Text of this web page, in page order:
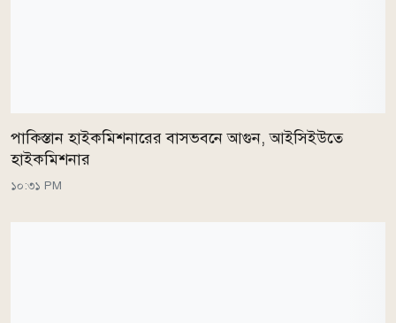
পাকিস্তান হাইকমিশনারের বাসভবনে আগুন, আইসিইউতে
হাইকমিশনার
১০:৩১ PM